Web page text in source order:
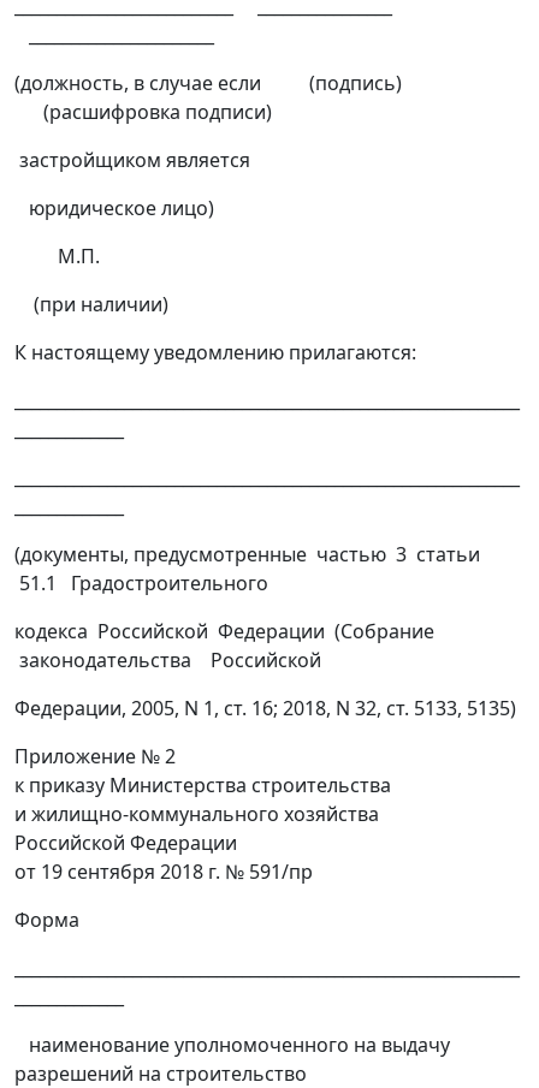
(должность, в случае если (подпись)
(расшифровка подписи)
застройщиком является
юридическое лицо)
М.П.
(при наличии)
К настоящему уведомлению прилагаются:
(документы, предусмотренные частью 3 статьи
51.1 Градостроительного
кодекса Российской Федерации (Собрание
законодательства Российской
Федерации, 2005, N 1, ст. 16; 2018, N 32, ст. 5133, 5135)
Приложение № 2
к приказу Министерства строительства
и жилищно-коммунального хозяйства
Российской Федерации
от 19 сентября 2018 г. № 591/пр
Форма
наименование уполномоченного на выдачу
разрешений на строительство